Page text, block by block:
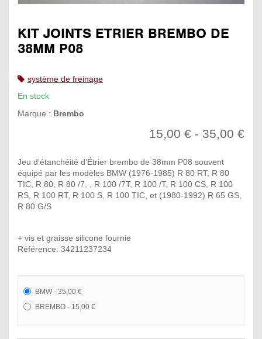
KIT JOINTS ETRIER BREMBO DE
38MM P08
système de freinage
En stock
Marque : Brembo
15,00 € - 35,00 €
Jeu d'étanchéité d’Étrier brembo de 38mm P08 souvent
équipé par les modèles BMW (1976-1985) R 80 RT, R 80
TIC, R 80, R 80 /7, , R 100 /7T, R 100 /T, R 100 CS, R 100
RS, R 100 RT, R 100 S, R 100 TIC, et (1980-1992) R 65 GS,
R 80 G/S
+ vis et graisse silicone fournie
Référence: 34211237234
BMW - 35,00 €
BREMBO - 15,00 €